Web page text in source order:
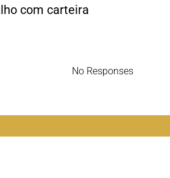
com carteira
No Responses